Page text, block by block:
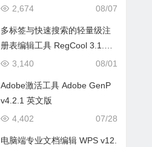
版-绿色内存优化
08/07
2,674
多标签与快速搜索的轻量级注
册表编辑工具 RegCool 3.1.0.2
中文版
08/01
3,140
Adobe激活工具 Adobe GenP
v4.2.1 英文版
07/28
4,402
电脑端专业文档编辑 WPS v12.